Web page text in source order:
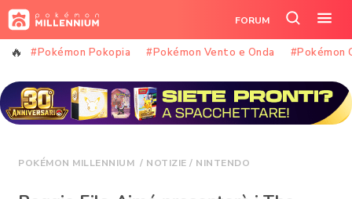
Vai
al
contenuto
FORUM
Cerca
nel il
#Pokémon Pokopia #Pokémon Vento e Onda #Pokémon
POKÉMON MILLENNIUM / NOTIZIE / NINTENDO